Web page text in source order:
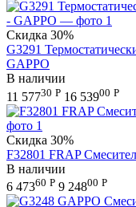
Скидка 30%
G3291
GAPPO
В наличии
11 57730 Р 16 53900 Р
Скидка 30%
F32801 FRAP
В наличии
6 47360 Р 9 24800 Р